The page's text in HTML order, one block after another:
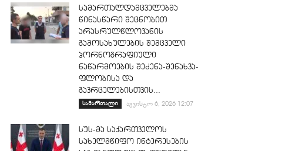
სამართალდამცველებმა
წინასწარი შეცნობით
არასრულწლოვანის
გამოსახულების შემცველი
პორნოგრაფიული
ნაწარმოების შეძენა-შენახვა-
ფლობისა და
გავრცელებისთვის...
სამართალი აგვისტო 6, 2026 12:07
სუს-მა საქართველოს
სახელმწიფო ინტერესების